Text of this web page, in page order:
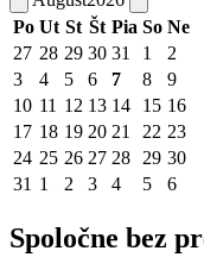
Po Ut St Št Pia So Ne
27 28 29 30 31 1
2
3
4 5 6 7 8
9
10 11 12 13 14 15 16
17 18 19 20 21 22 23
24 25 26 27 28 29 30
31 1 2 3 4 5 6
Spoločne bez